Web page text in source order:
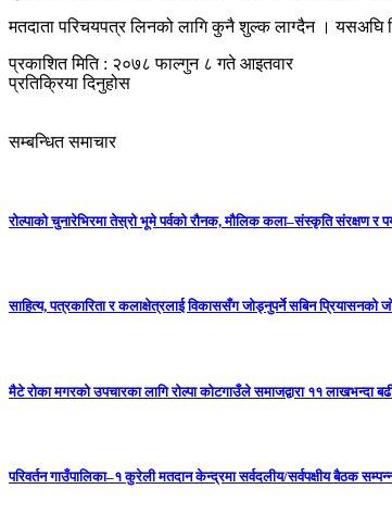
मतदाता परिचयपत्र लिनको लागि कुनै शुल्क लाग्दैन । यसअघि
प्रकाशित मिति : २०७८ फाल्गुन ८ गते आइतवार
प्रतिक्रिया दिनुहोस
सम्बन्धित समाचार
रोल्पाको चुनारेभिरमा तेस्रो भूमे पर्वको रौनक, मौलिक कला–संस्कृति संरक्षण र
साहित्य, पत्रकारिता र कलाक्षेत्रलाई विकाससँग जोड्नुपर्ने सबिन प्रियासनको
मैटे रोका मगरको उपचारका लागि रोल्पा कोटगाउँले समाजद्वारा ११ लाखभन्दा
परिवर्तन गाउँपालिका–१ कुरेली मतदान केन्द्रमा सर्वदलीय/सर्वपक्षीय बैठक